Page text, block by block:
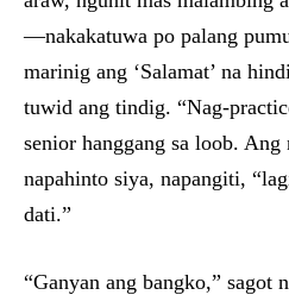
—nakakatuwa po palang
marinig ang ‘Salamat’ na
tuwid ang tindig. “Nag-
senior hanggang sa loob.
napahinto siya, napangiti,
dati.”
“Ganyan ang bangko,” sagot